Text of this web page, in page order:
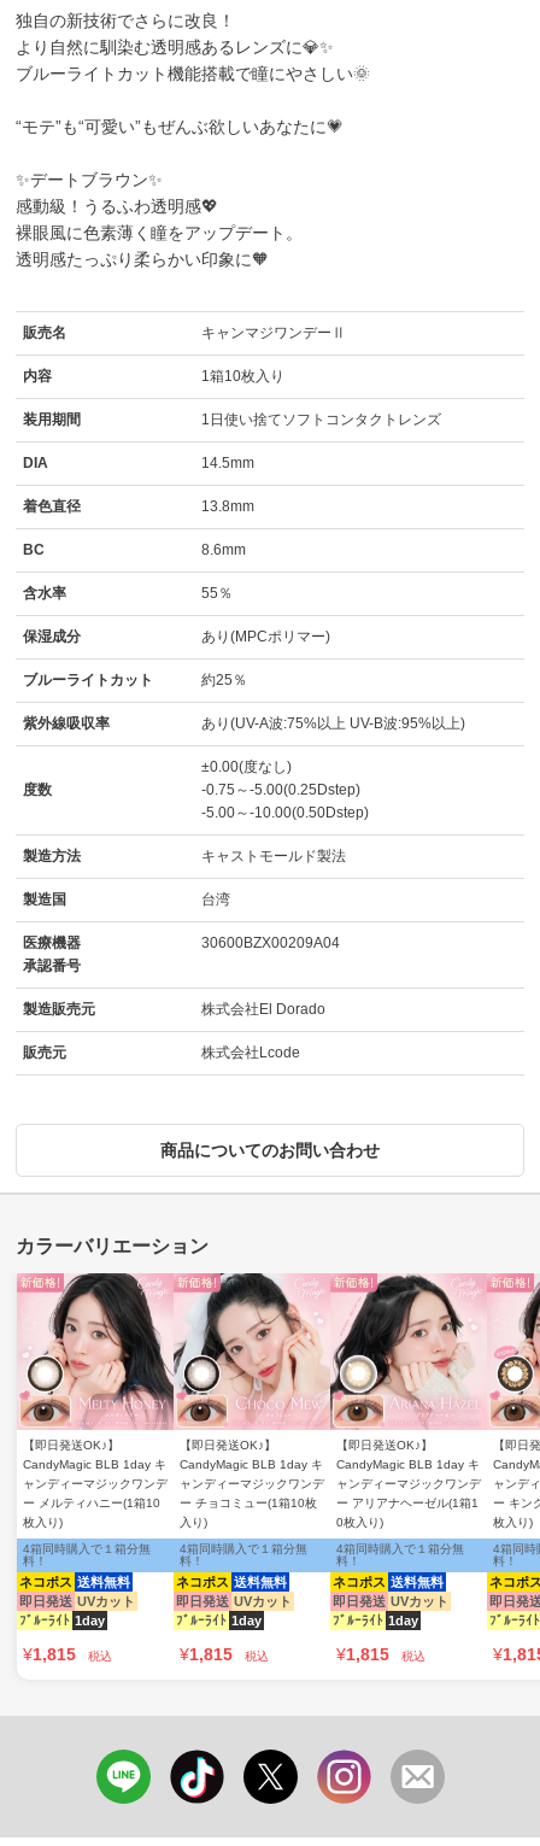
独自の新技術でさらに改良！
より自然に馴染む透明感あるレンズに💎✨
ブルーライトカット機能搭載で瞳にやさしい🌞
“モテ”も“可愛い”もぜんぶ欲しいあなたに💗
✨デートブラウン✨
感動級！うるふわ透明感💖
裸眼風に色素薄く瞳をアップデート。
透明感たっぷり柔らかい印象に🧡
販売名 キャンマジワンデーⅡ
内容 1箱10枚入り
装用期間 1日使い捨てソフトコンタクトレンズ
DIA 14.5mm
着色直径 13.8mm
BC 8.6mm
含水率 55％
保湿成分 あり(MPCポリマー)
ブルーライトカット 約25％
紫外線吸収率 あり(UV-A波:75%以上 UV-B波:95%以上)
度数
±0.00(度なし)
-0.75～-5.00(0.25Dstep)
-5.00～-10.00(0.50Dstep)
製造方法 キャストモールド製法
製造国 台湾
医療機器
承認番号
30600BZX00209A04
製造販売元 株式会社El Dorado
販売元 株式会社Lcode
商品についてのお問い合わせ
【即日発送OK♪】
CandyMagic BLB 1day キ
ャンディーマジックワンデ
ー メルティハニー(1箱10
枚入り)
ネコポス 送料無料
即日発送 UVカット
ﾌﾞﾙｰﾗｲﾄ 1day
4箱同時購入で１箱分無
料！
¥1,815 税込
【即日発送OK♪】
CandyMagic BLB 1day キ
ャンディーマジックワンデ
ー チョコミュー(1箱10枚
入り)
ネコポス 送料無料
即日発送 UVカット
ﾌﾞﾙｰﾗｲﾄ 1day
4箱同時購入で１箱分無
料！
¥1,815 税込
【即日発送OK♪】
CandyMagic BLB 1day キ
ャンディーマジックワンデ
ー アリアナヘーゼル(1箱1
0枚入り)
ネコポス 送料無料
即日発送 UVカット
ﾌﾞﾙｰﾗｲﾄ 1day
4箱同時購入で１箱分無
料！
¥1,815 税込
【即日
ャンデ
ー キン
枚入り)
ネコポ
即日発
ﾌﾞﾙｰﾗｲﾄ
4箱同時
料！
¥